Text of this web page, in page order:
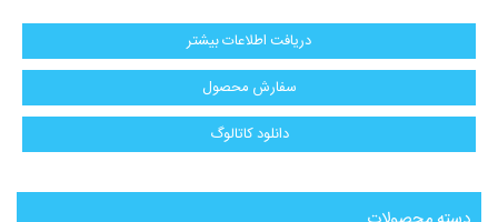
دریافت اطلاعات بیشتر
سفارش محصول
دانلود كاتالوگ